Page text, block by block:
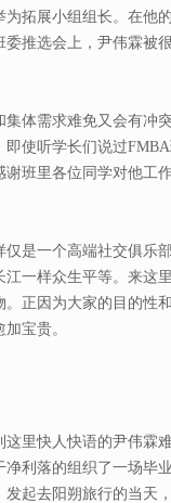
拓展小组组长。在他
推选会上，尹伟霖被
体需求难免又会有冲
使听学长们说过
班里各位同学对他工
是一个高端社交俱乐
一样众生平等。来这
正因为大家的目的性
宝贵。
里快人快语的尹伟霖
利落的组织了一场毕
起去阳朔旅行的当天